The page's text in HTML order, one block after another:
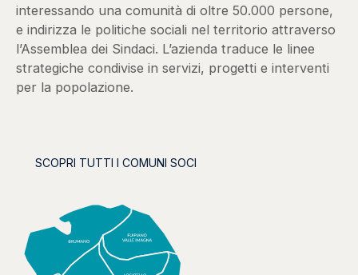
interessando una comunità di oltre 50.000 persone,
e indirizza le politiche sociali nel territorio attraverso
l’Assemblea dei Sindaci. L’azienda traduce le linee
strategiche condivise in servizi, progetti e interventi
per la popolazione.
SCOPRI TUTTI I COMUNI SOCI